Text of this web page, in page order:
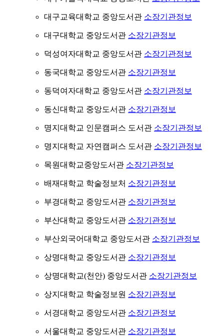
대구교육대학교 중앙도서관 소장기관정보
대구대학교 중앙도서관 소장기관정보
덕성여자대학교 중앙도서관 소장기관정보
동국대학교 중앙도서관 소장기관정보
동덕여자대학교 중앙도서관 소장기관정보
동신대학교 중앙도서관 소장기관정보
명지대학교 인문캠퍼스 도서관 소장기관정보
명지대학교 자연캠퍼스 도서관 소장기관정보
목원대학교중앙도서관 소장기관정보
배재대학교 학술정보처 소장기관정보
부경대학교 중앙도서관 소장기관정보
부산대학교 중앙도서관 소장기관정보
부산외국어대학교 중앙도서관 소장기관정보
상명대학교 중앙도서관 소장기관정보
상명대학교(천안) 중앙도서관 소장기관정보
상지대학교 학술정보원 소장기관정보
서경대학교 중앙도서관 소장기관정보
서울대학교 중앙도서관 소장기관정보